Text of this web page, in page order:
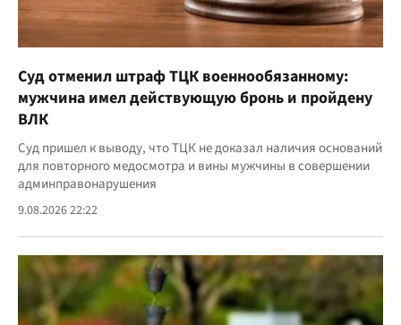
Суд отменил штраф ТЦК военнообязанному:
мужчина имел действующую бронь и пройдену
ВЛК
Суд пришел к выводу, что ТЦК не доказал наличия оснований
для повторного медосмотра и вины мужчины в совершении
админправонарушения
9.08.2026 22:22